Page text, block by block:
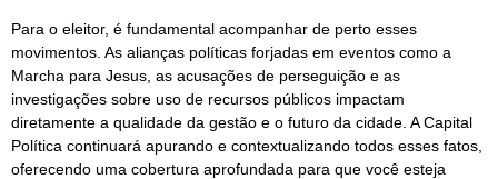
Para o eleitor, é fundamental acompanhar de perto esses
movimentos. As alianças políticas forjadas em eventos como a
Marcha para Jesus, as acusações de perseguição e as
investigações sobre uso de recursos públicos impactam
diretamente a qualidade da gestão e o futuro da cidade. A Capital
Política continuará apurando e contextualizando todos esses fatos,
oferecendo uma cobertura aprofundada para que você esteja